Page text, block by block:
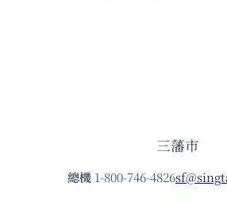
三藩市
總機 1-800-746-4826